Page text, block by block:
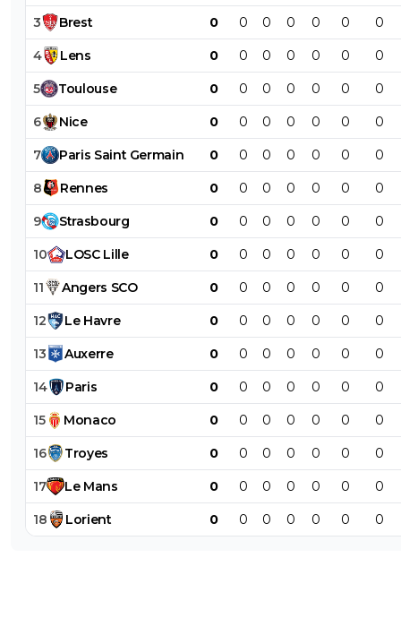
3 Brest 0 0 0 0 0 0 0
4 Lens 0 0 0 0 0 0 0
5 Toulouse 0 0 0 0 0 0 0
6 Nice 0 0 0 0 0 0 0
7 Paris Saint Germain 0 0 0 0 0 0 0
8 Rennes 0 0 0 0 0 0 0
9 Strasbourg 0 0 0 0 0 0 0
10 LOSC Lille 0 0 0 0 0 0 0
11 Angers SCO 0 0 0 0 0 0 0
12 Le Havre 0 0 0 0 0 0 0
13 Auxerre 0 0 0 0 0 0 0
14 Paris 0 0 0 0 0 0 0
15 Monaco 0 0 0 0 0 0 0
16 Troyes 0 0 0 0 0 0 0
17 Le Mans 0 0 0 0 0 0 0
18 Lorient 0 0 0 0 0 0 0